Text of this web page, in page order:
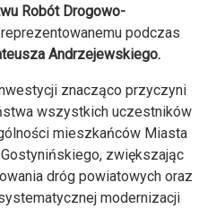
Robót Drogowo-
podczas
Andrzejewskiego.
znacząco przyczyni
wszystkich uczestników
mieszkańców Miasta
zwiększając
dróg powiatowych oraz
modernizacji